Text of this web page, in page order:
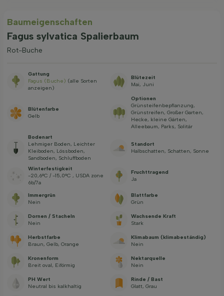
Baum­eigen­schaften
Fagus sylvatica Spalierbaum
Rot-Buche
Gattung
Fagus (Buche) (alle Sorten
anzeigen)
Blütezeit
Mai, Juni
Blütenfarbe
Gelb
Optionen
Grünsteifenbepflanzung,
Grünstreifen, Großer Garten,
Hecke, kleine Gärten,
Alleebaum, Parks, Solitär
Bodenart
Lehmiger Boden, Leichter
Kleiboden, Lössboden,
Sandboden, Schluffboden
Standort
Halbschatten, Schatten, Sonne
Winterfestigkeit
-20,6°C / -15,0°C , USDA zone
6b/7a
Fruchttragend
Ja
Immergrün
Nein
Blattfarbe
Grün
Dornen / Stacheln
Nein
Wachsende Kraft
Stark
Herbstfarbe
Braun, Gelb, Orange
Klimabaum (klimabeständig)
Nein
Kronenform
Breit oval, Eiförmig
Nektarquelle
Nein
PH Wert
Neutral bis kalkhaltig
Rinde / Bast
Glatt, Grau